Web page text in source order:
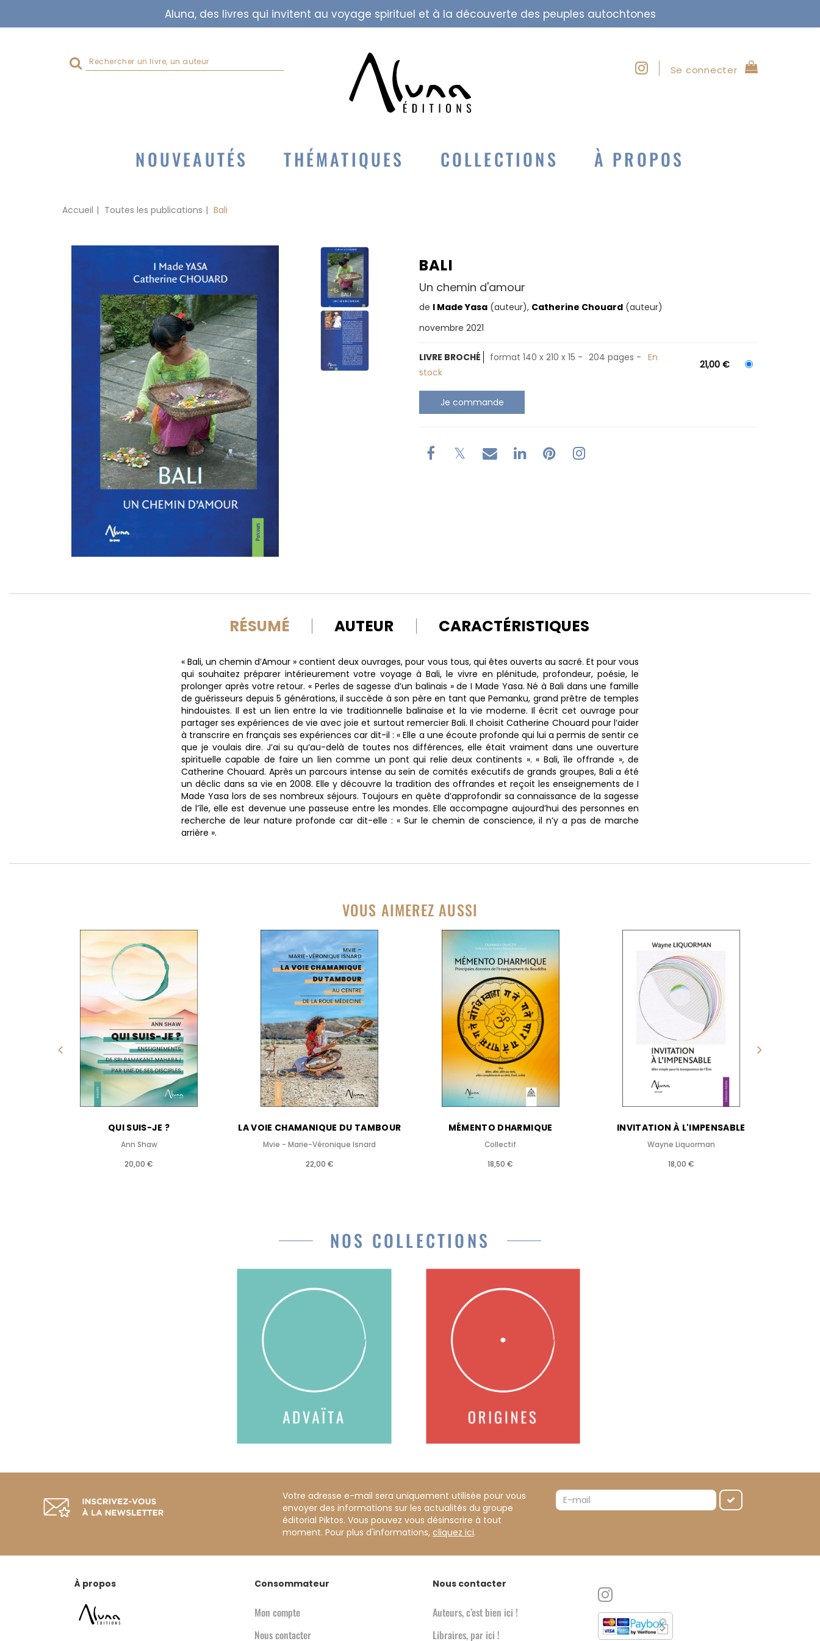
Aluna, des livres qui invitent au voyage spirituel et à la découverte des peuples autochtones
Rechercher
sur
Se connecter
NOUVEAUTÉS THÉMATIQUES COLLECTIONS À PROPOS
Accueil Toutes les publications Bali
BALI
Un chemin d'amour
de I Made Yasa (auteur), Catherine Chouard (auteur)
novembre 2021
LIVRE BROCHÉ format 140 x 210 x 15 204 pages
En
stock
21,00 €
RÉSUMÉ AUTEUR CARACTÉRISTIQUES
« Bali, un chemin d’Amour » contient deux ouvrages, pour vous tous, qui êtes ouverts au sacré. Et pour vous
qui souhaitez préparer intérieurement votre voyage à Bali, le vivre en plénitude, profondeur, poésie, le
prolonger après votre retour. « Perles de sagesse d’un balinais » de I Made Yasa. Né à Bali dans une famille
de guérisseurs depuis 5 générations, il succède à son père en tant que Pemanku, grand prêtre de temples
hindouistes. Il est un lien entre la vie traditionnelle balinaise et la vie moderne. Il écrit cet ouvrage pour
partager ses expériences de vie avec joie et surtout remercier Bali. Il choisit Catherine Chouard pour l’aider
à transcrire en français ses expériences car dit-il : « Elle a une écoute profonde qui lui a permis de sentir ce
que je voulais dire. J’ai su qu’au-delà de toutes nos différences, elle était vraiment dans une ouverture
spirituelle capable de faire un lien comme un pont qui relie deux continents ». « Bali, île offrande », de
Catherine Chouard. Après un parcours intense au sein de comités exécutifs de grands groupes, Bali a été
un déclic dans sa vie en 2008. Elle y découvre la tradition des offrandes et reçoit les enseignements de I
Made Yasa lors de ses nombreux séjours. Toujours en quête d’approfondir sa connaissance de la sagesse
de l’île, elle est devenue une passeuse entre les mondes. Elle accompagne aujourd’hui des personnes en
recherche de leur nature profonde car dit-elle : « Sur le chemin de conscience, il n’y a pas de marche
arrière ».
VOUS AIMEREZ AUSSI
QUI SUIS-JE ?
Ann Shaw
20,00 €
LA VOIE CHAMANIQUE DU TAMBOUR
Mvie - Marie-Véronique Isnard
22,00 €
MÉMENTO DHARMIQUE
Collectif
18,50 €
INVITATION À L'IMPENSABLE
Wayne Liquorman
18,00 €
NOS COLLECTIONS
Votre adresse e-mail sera uniquement utilisée pour vous
envoyer des informations sur les actualités du groupe
éditorial Piktos. Vous pouvez vous désinscrire à tout
moment. Pour plus d'informations, cliquez ici.
À propos Consommateur
Mon compte
Nous contacter
Nous contacter
Auteurs, c’est bien ici !
Libraires, par ici !